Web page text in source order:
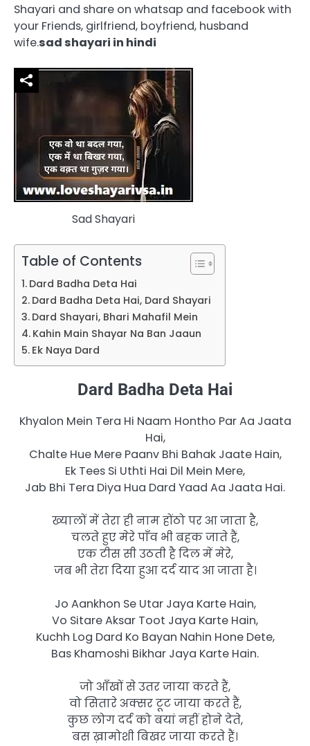
Shayari and share on whatsap and facebook with
your Friends, girlfriend, boyfriend, husband
wife.sad shayari in hindi
Sad Shayari
Table of Contents
Dard Badha Deta Hai
Dard Badha Deta Hai, Dard Shayari
Dard Shayari, Bhari Mahafil Mein
Kahin Main Shayar Na Ban Jaaun
Ek Naya Dard
Dard Badha Deta Hai
Khyalon Mein Tera Hi Naam Hontho Par Aa Jaata
Hai,
Chalte Hue Mere Paanv Bhi Bahak Jaate Hain,
Ek Tees Si Uthti Hai Dil Mein Mere,
Jab Bhi Tera Diya Hua Dard Yaad Aa Jaata Hai.
ख्यालों में तेरा ही नाम होंठो पर आ जाता है,
चलते हुए मेरे पाँव भी बहक जाते हैं,
एक टीस सी उठती है दिल में मेरे,
जब भी तेरा दिया हुआ दर्द याद आ जाता है।
Jo Aankhon Se Utar Jaya Karte Hain,
Vo Sitare Aksar Toot Jaya Karte Hain,
Kuchh Log Dard Ko Bayan Nahin Hone Dete,
Bas Khamoshi Bikhar Jaya Karte Hain.
जो आँखों से उतर जाया करते हैं,
वो सितारे अक्सर टूट जाया करते हैं,
कुछ लोग दर्द को बयां नहीं होने देते,
बस ख़ामोशी बिखर जाया करते हैं।